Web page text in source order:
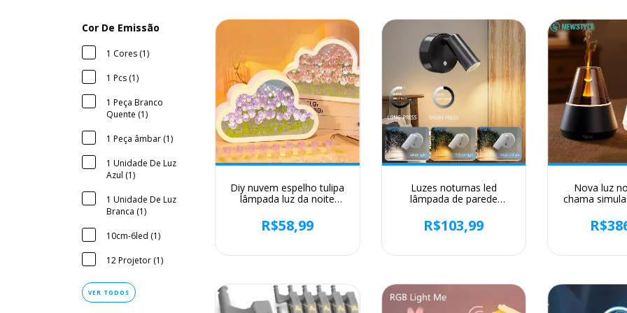
Cor De Emissão
1 Cores (1)
1 Pcs (1)
1 Peça Branco
Quente (1)
1 Peça âmbar (1)
1 Unidade De Luz
Azul (1)
1 Unidade De Luz
Branca (1)
10cm-6led (1)
12 Projetor (1)
VER TODOS
Diy nuvem espelho tulipa
lâmpada luz da noite
ornamentos moldura de
vidro artesanal cabeceira
R$58,99
Luzes noturnas led
lâmpada de parede
lâmpada noturna 3 cores
luz parede interruptor
quarto arandelas parede
R$103,99
Nova luz
chama
ultrassônico
chama